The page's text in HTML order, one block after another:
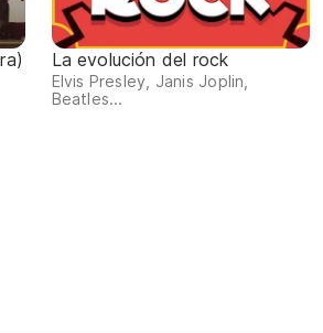
La evolución del rock
Elvis Presley, Janis Joplin,
Beatles...